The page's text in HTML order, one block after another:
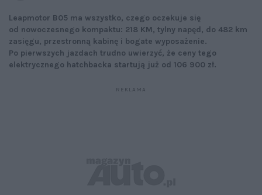
Leapmotor B05 ma wszystko, czego oczekuje się
od nowoczesnego kompaktu: 218 KM, tylny napęd, do 482 km
zasięgu, przestronną kabinę i bogate wyposażenie.
Po pierwszych jazdach trudno uwierzyć, że ceny tego
elektrycznego hatchbacka startują już od 106 900 zł.